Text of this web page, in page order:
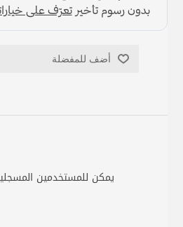
أضف للمفضلة
يمكن للمستخدمين